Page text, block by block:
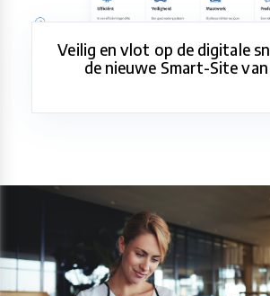
Veilig en vlot op de digitale
de nieuwe Smart-Site